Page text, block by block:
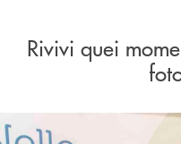
Rivivi quei